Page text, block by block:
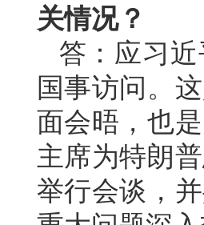
关情况？
答：应习
国事访问。
面会晤，也
主席为特朗
举行会谈，